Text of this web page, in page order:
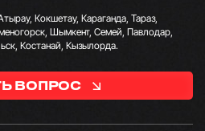
Кокшетау, Караганда, Тараз,
Шымкент, Семей, Павлодар,
Костанай, Кызылорда.
ВОПРОС